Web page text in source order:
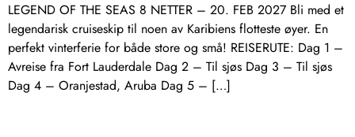
LEGEND OF THE SEAS 8 NETTER – 20. FEB 2027 Bli med et
legendarisk cruiseskip til noen av Karibiens flotteste øyer. En
perfekt vinterferie for både store og små! REISERUTE: Dag 1 –
Avreise fra Fort Lauderdale Dag 2 – Til sjøs Dag 3 – Til sjøs
Dag 4 – Oranjestad, Aruba Dag 5 – […]